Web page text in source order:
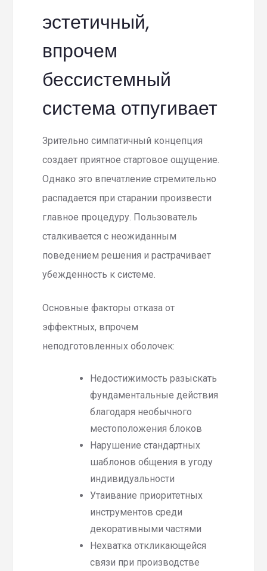
эстетичный,
впрочем
бессистемный
система отпугивает
Зрительно симпатичный концепция
создает приятное стартовое ощущение.
Однако это впечатление стремительно
распадается при старании произвести
главное процедуру. Пользователь
сталкивается с неожиданным
поведением решения и растрачивает
убежденность к системе.
Основные факторы отказа от
эффектных, впрочем
неподготовленных оболочек:
Недостижимость разыскать
фундаментальные действия
благодаря необычного
местоположения блоков
Нарушение стандартных
шаблонов общения в угоду
индивидуальности
Утаивание приоритетных
инструментов среди
декоративными частями
Нехватка откликающейся
связи при производстве